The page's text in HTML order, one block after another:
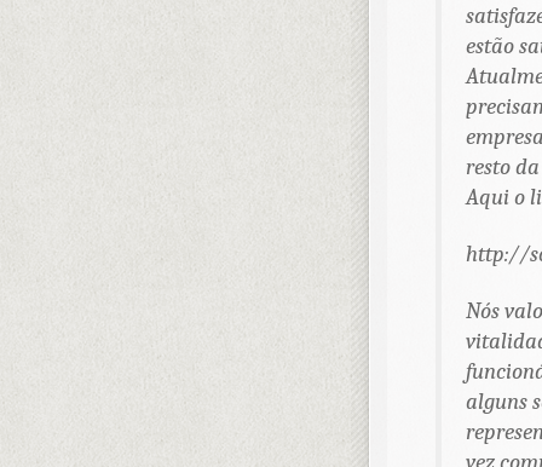
estão
resto
Aqui o
http://
Nós
alguns